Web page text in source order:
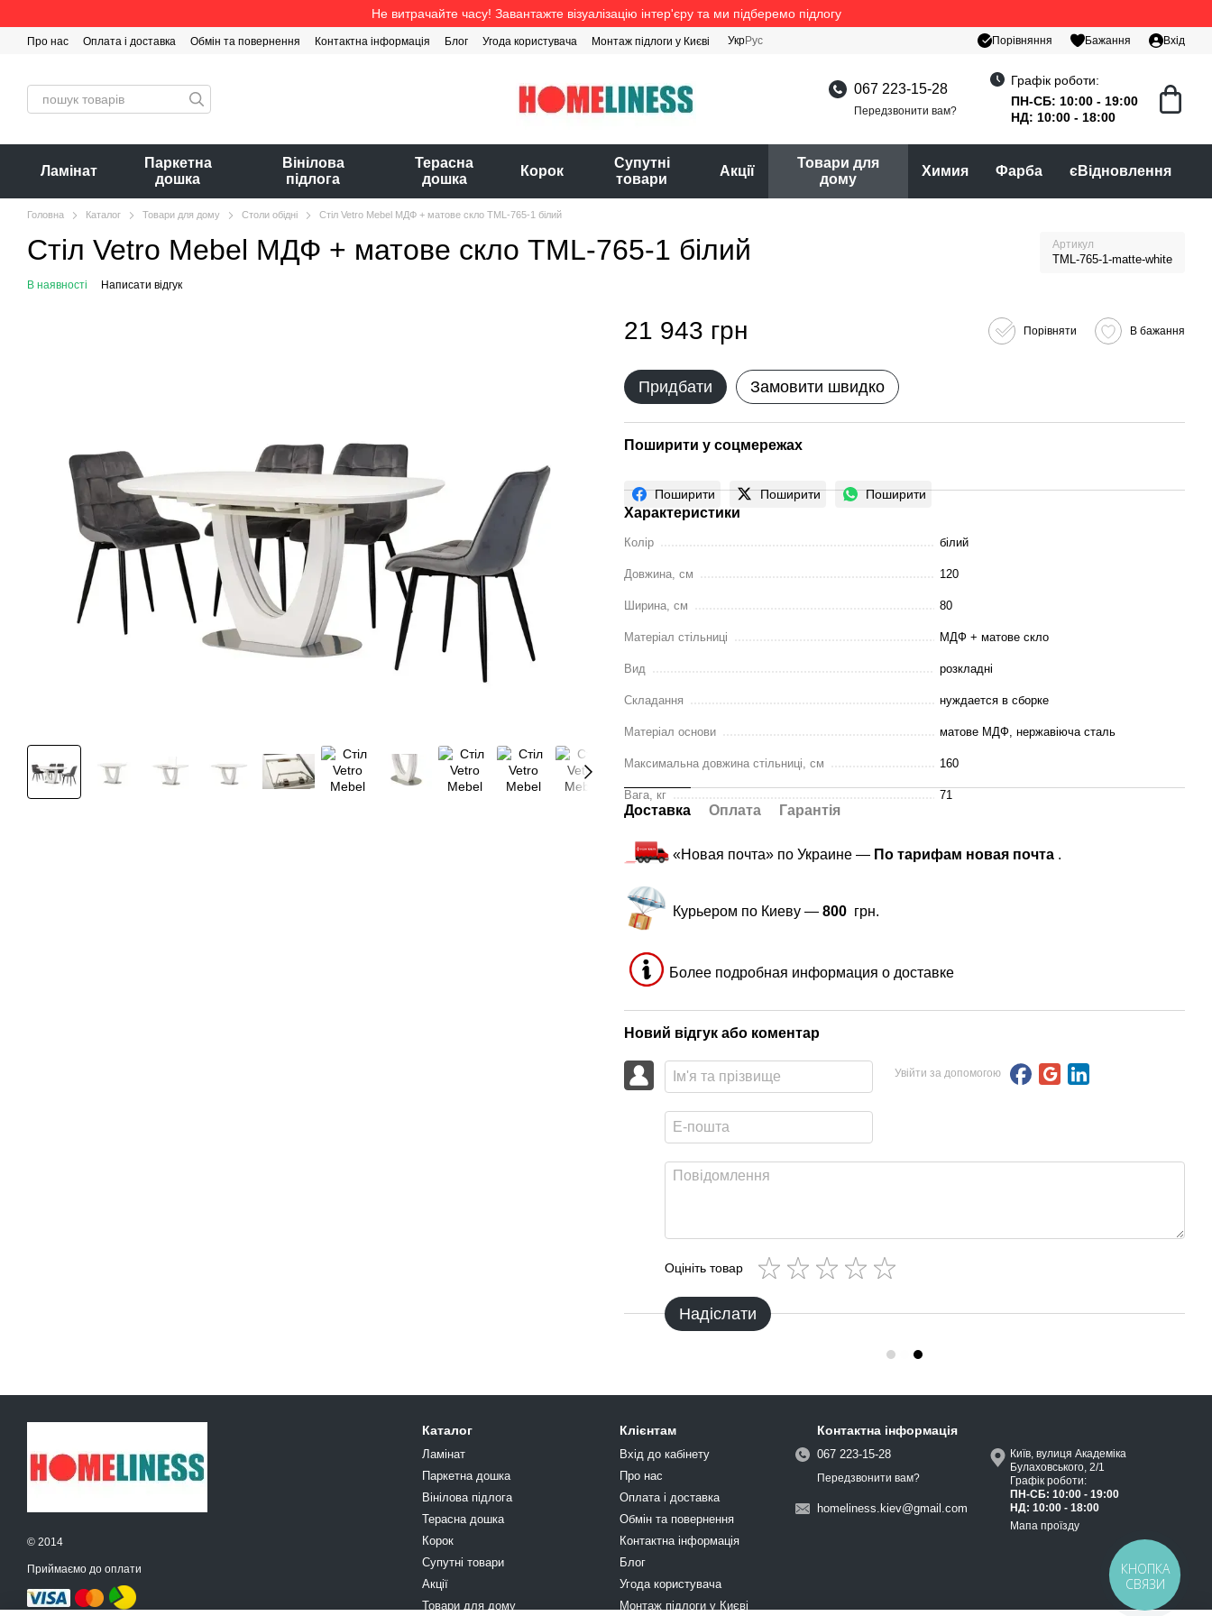
Не витрачайте часу! Завантажте візуалізацію інтер'єру та ми підберемо підлогу
Про нас Оплата і доставка Обмін та повернення Контактна інформація Блог Угода користувача Монтаж підлоги у Києві УкрРус Порівняння Бажання Вхід
067 223-15-28
Передзвонити вам?
Графік роботи:
ПН-СБ: 10:00 - 19:00
НД: 10:00 - 18:00
Ламінат
Паркетна
дошка
Вінілова
підлога
Терасна
дошка
Корок
Супутні
товари
Акції
Товари для
дому
Химия Фарба єВідновлення
Головна Каталог Товари для дому Столи обідні Стіл Vetro Mebel МДФ + матове скло TML-765-1 білий
Стіл Vetro Mebel МДФ + матове скло TML-765-1 білий Артикул
TML-765-1-matte-white
В наявності Написати відгук
21 943 грн Порівняти В бажання
Придбати Замовити швидко
Поширити у соцмережах
Поширити Поширити Поширити
Характеристики
Колір білий
Довжина, см 120
Ширина, см 80
Матеріал стільниці МДФ + матове скло
Вид розкладні
Складання нуждается в сборке
Матеріал основи матове МДФ, нержавіюча сталь
Максимальна довжина стільниці, см 160
Вага, кг 71
Доставка Оплата Гарантія
«Новая почта» по Украине — По тарифам новая почта .
Курьером по Киеву — 800 грн.
Более подробная информация о доставке
Новий відгук або коментар
Увійти за допомогою
Оцініть товар
Надіслати
© 2014
Приймаємо до оплати
Каталог
Ламінат
Паркетна дошка
Вінілова підлога
Терасна дошка
Корок
Супутні товари
Акції
Товари для дому
Клієнтам
Вхід до кабінету
Про нас
Оплата і доставка
Обмін та повернення
Контактна інформація
Блог
Угода користувача
Монтаж підлоги у Києві
Контактна інформація
067 223-15-28
Передзвонити вам?
homeliness.kiev@gmail.com
Київ, вулиця Академіка
Булаховського, 2/1
Графік роботи:
ПН-СБ: 10:00 - 19:00
НД: 10:00 - 18:00
Мапа проїзду
КНОПКА
СВЯЗИ